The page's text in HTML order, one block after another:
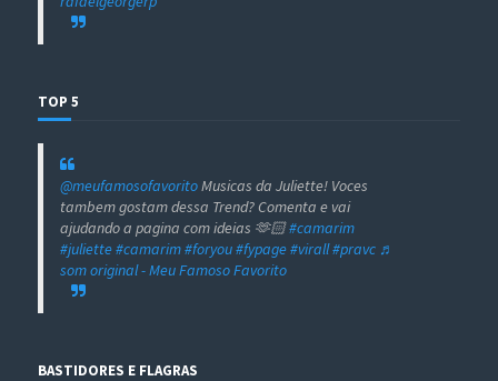
TOP 5
@meufamosofavoritoMusicas da Juliette! Voces
tambem gostam dessa Trend? Comenta e vai
ajudando a pagina com ideias 🫶🏻#camarim
#juliette#camarim#foryou#fypage#virall#pravc ♬
som original - Meu Famoso Favorito
BASTIDORES E FLAGRAS